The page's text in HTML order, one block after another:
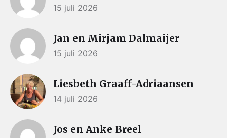
15 juli 2026
Jan en Mirjam Dalmaijer
15 juli 2026
Liesbeth Graaff-Adriaansen
14 juli 2026
Jos en Anke Breel